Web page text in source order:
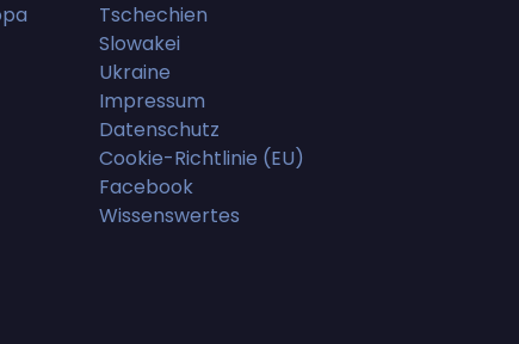
Tschechien
Slowakei
Ukraine
Impressum
Datenschutz
Cookie-Richtlinie (EU)
Facebook
Wissenswertes